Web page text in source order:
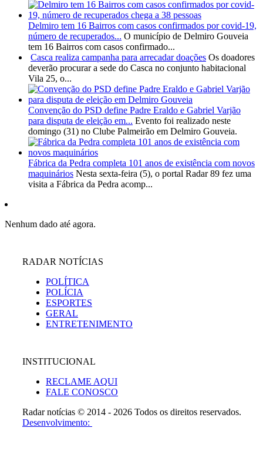
Delmiro tem 16 Bairros com casos confirmados por covid-19,
número de recuperados... O município de Delmiro Gouveia
tem 16 Bairros com casos confirmado...
Casca realiza campanha para arrecadar doações Os doadores
deverão procurar a sede do Casca no conjunto habitacional
Vila 25, o...
Convenção do PSD define Padre Eraldo e Gabriel Varjão
para disputa de eleição em... Evento foi realizado neste
domingo (31) no Clube Palmeirão em Delmiro Gouveia.
Fábrica da Pedra completa 101 anos de existência com novos
maquinários Nesta sexta-feira (5), o portal Radar 89 fez uma
visita a Fábrica da Pedra acomp...
Nenhum dado até agora.
RADAR NOTÍCIAS
POLÍTICA
POLÍCIA
ESPORTES
GERAL
ENTRETENIMENTO
INSTITUCIONAL
RECLAME AQUI
FALE CONOSCO
Radar notícias © 2014 - 2026 Todos os direitos reservados.
Desenvolvimento: